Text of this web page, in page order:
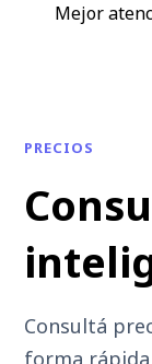
Mejor
PRECIOS
Consultá
forma